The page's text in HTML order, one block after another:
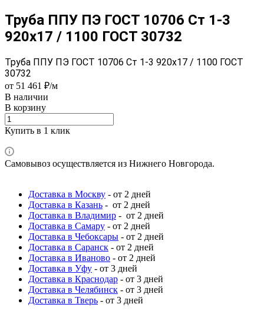
Труба ППУ ПЭ ГОСТ 10706 Ст 1-3
920x17 / 1100 ГОСТ 30732
Труба ППУ ПЭ ГОСТ 10706 Ст 1-3 920x17 / 1100 ГОСТ
30732
от 51 461 ₽/м
В наличии
В корзину
Купить в 1 клик
Самовывоз осуществляется из Нижнего Новгорода.
Доставка в Москву - от 2 дней
Доставка в Казань - от 2 дней
Доставка в Владимир - от 2 дней
Доставка в Самару - от 2 дней
Доставка в Чебоксары - от 2 дней
Доставка в Саранск - от 2 дней
Доставка в Иваново - от 2 дней
Доставка в Уфу - от 3 дней
Доставка в Краснодар - от 3 дней
Доставка в Челябинск - от 3 дней
Доставка в Тверь - от 3 дней